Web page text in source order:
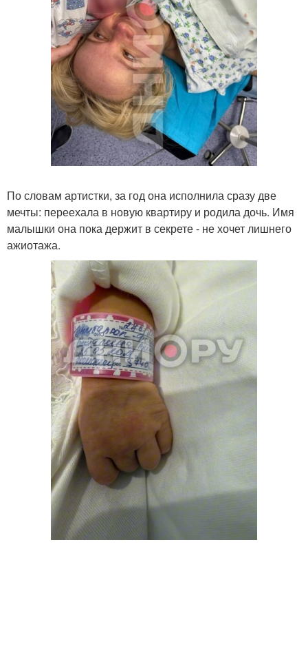
По словам артистки, за год она исполнила сразу две
мечты: переехала в новую квартиру и родила дочь. Имя
малышки она пока держит в секрете - не хочет лишнего
ажиотажа.